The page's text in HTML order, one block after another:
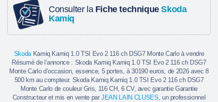
Consulter la Fiche technique Skoda
Kamiq
SkodaKamiq Kamiq 1.0 TSI Evo 2 116 ch DSG7 Monte Carlo à vendre
Résumé de l’annonce : Skoda Kamiq Kamiq 1.0 TSI Evo 2 116 ch DSG7
Monte Carlo d’occasion, essence, 5 portes, à 30190 euros, de 2026 avec 8
500 km au compteur. Skoda Kamiq Kamiq 1.0 TSI Evo 2 116 ch DSG7
Monte Carlo de couleur Gris, 116 CH, 6 CV, avec garantie Garantie
Constructeur et mis en vente parJEAN LAIN CLUSES, un professionnel